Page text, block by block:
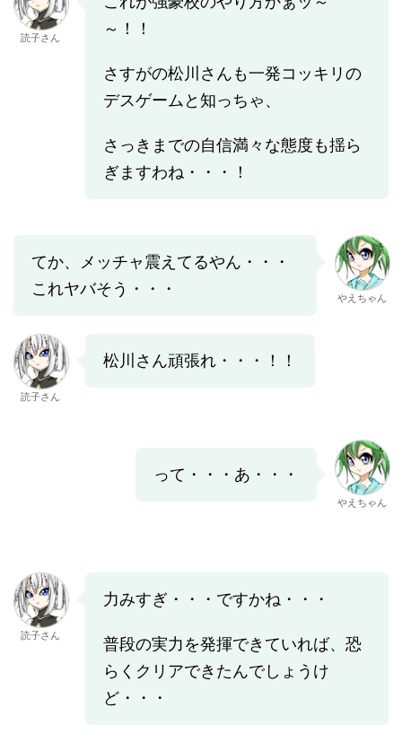
読子さん
～！！
さすがの松川さんも一発コッキリの
デスゲームと知っちゃ、
さっきまでの自信満々な態度も揺ら
ぎますわね・・・！
てか、メッチャ震えてるやん・・・
これヤバそう・・・
やえちゃん
読子さん
松川さん頑張れ・・・！！
って・・・あ・・・
やえちゃん
読子さん
力みすぎ・・・ですかね・・・
普段の実力を発揮できていれば、恐
らくクリアできたんでしょうけ
ど・・・